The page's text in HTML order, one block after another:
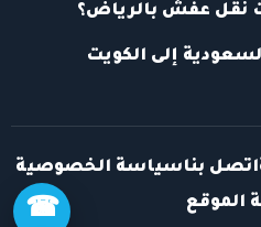
نقل عفش بالرياض؟
إلى الكويت
اتصل بناسياسة الخصوصية
الموقع
☎